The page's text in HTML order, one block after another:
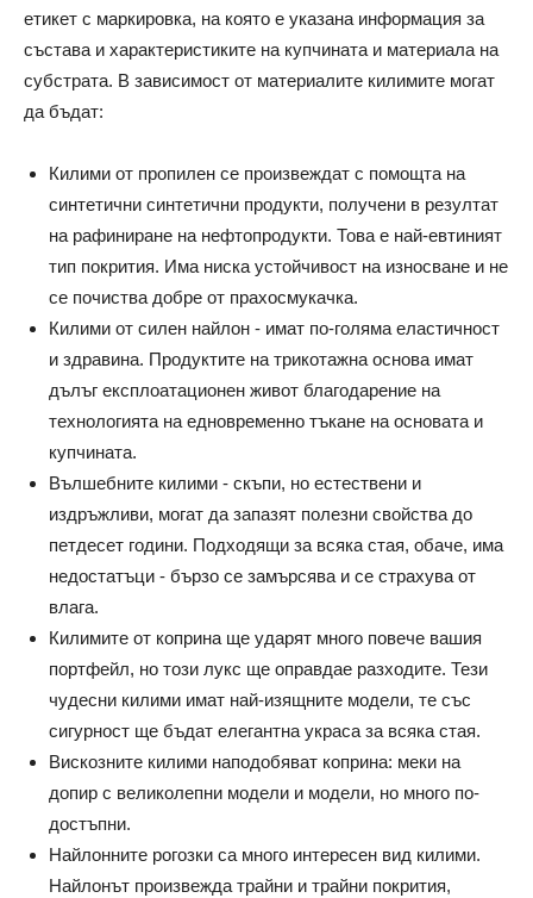
етикет с маркировка, на която е указана информация за
състава и характеристиките на купчината и материала на
субстрата. В зависимост от материалите килимите могат
да бъдат:
Килими от пропилен се произвеждат с помощта на
синтетични синтетични продукти, получени в резултат
на рафиниране на нефтопродукти. Това е най-евтиният
тип покрития. Има ниска устойчивост на износване и не
се почиства добре от прахосмукачка.
Килими от силен найлон - имат по-голяма еластичност
и здравина. Продуктите на трикотажна основа имат
дълъг експлоатационен живот благодарение на
технологията на едновременно тъкане на основата и
купчината.
Вълшебните килими - скъпи, но естествени и
издръжливи, могат да запазят полезни свойства до
петдесет години. Подходящи за всяка стая, обаче, има
недостатъци - бързо се замърсява и се страхува от
влага.
Килимите от коприна ще ударят много повече вашия
портфейл, но този лукс ще оправдае разходите. Тези
чудесни килими имат най-изящните модели, те със
сигурност ще бъдат елегантна украса за всяка стая.
Вискозните килими наподобяват коприна: меки на
допир с великолепни модели и модели, но много по-
достъпни.
Найлонните рогозки са много интересен вид килими.
Найлонът произвежда трайни и трайни покрития,